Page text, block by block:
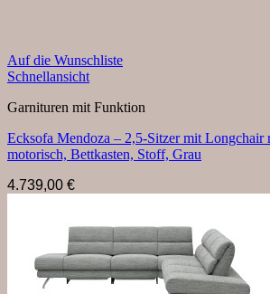
Auf die Wunschliste
Schnellansicht
Garnituren mit Funktion
Ecksofa Mendoza – 2,5-Sitzer mit Longchair
motorisch, Bettkasten, Stoff, Grau
4.739,00 €